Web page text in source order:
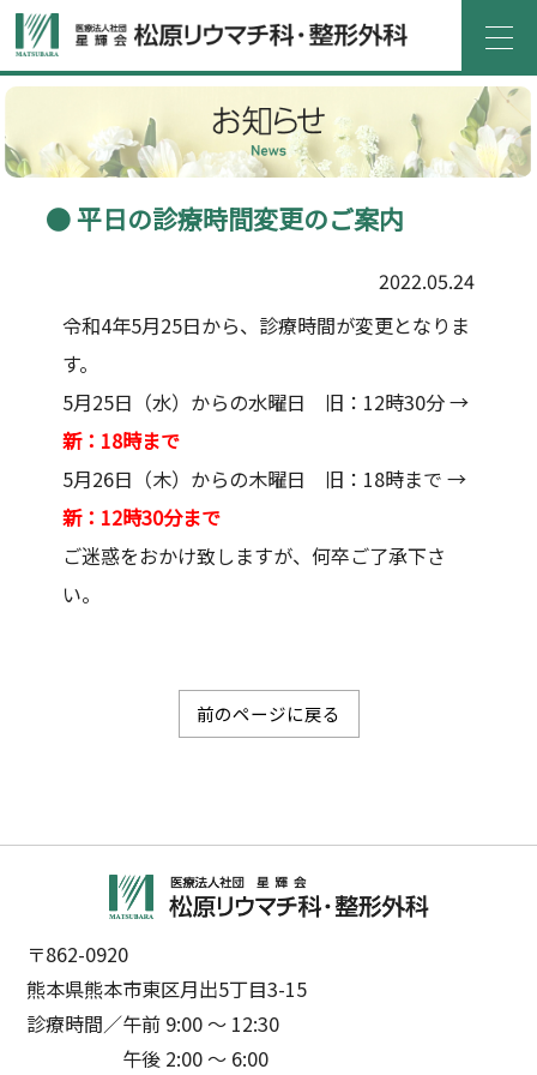
平日の診療時間変更のご案内
2022.05.24
令和4年5月25日から、診療時間が変更となりま
す。
5月25日（水）からの水曜日 旧：12時30分 →
新：18時まで
5月26日（木）からの木曜日 旧：18時まで →
新：12時30分まで
ご迷惑をおかけ致しますが、何卒ご了承下さ
い。
前のページに戻る
〒862-0920
熊本県熊本市東区月出5丁目3-15
診療時間／午前 9:00 ～ 12:30
午後 2:00 ～ 6:00
ホーム
診療案内
入院
よくある質問
採用情報
医院紹介
外来
介護サービス
医療機関の方へ
お問い合わせ
お知らせ